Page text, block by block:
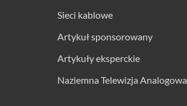
Sieci kablowe
Artykuł sponsorowany
Artykuły eksperckie
Naziemna Telewizja Analogowa